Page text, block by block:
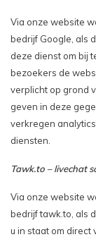
Via onze website
bedrijf Google, als
deze dienst om bij
bezoekers de
verplicht op grond
geven in deze
verkregen
diensten.
Tawk.to – livechat
Via onze website
bedrijf tawk.to, als
u in staat om direct